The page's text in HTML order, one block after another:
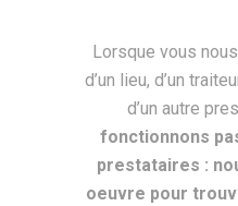
Lorsque vous
d’un lieu, d’un
d’un autre
fonctionnons
prestataires :
oeuvre pour